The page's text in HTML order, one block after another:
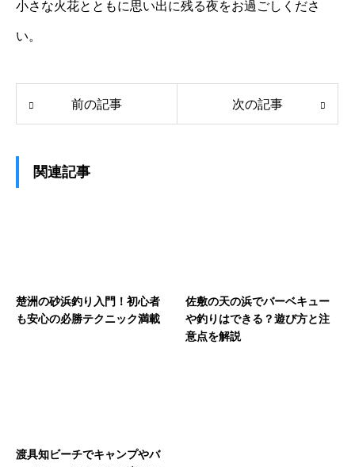
小さな火花とともに思い出に残る夜をお過ごしくださ
い。
前の記事 次の記事
関連記事
楚洲の砂浜釣り入門！初心者
も安心の必勝テクニック満載
佐敷の天の浜でバーベキュー
や釣りはできる？遊び方と注
意点を解説
渡具知ビーチでキャンプやバ